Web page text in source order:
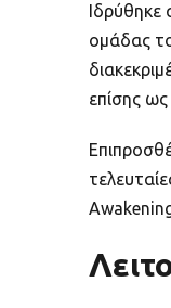
Ιδρύθηκε
ομάδας
επίσης